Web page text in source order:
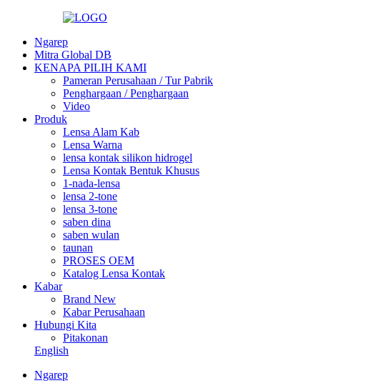
Ngarep
Mitra Global DB
KENAPA PILIH KAMI
Pameran Perusahaan / Tur Pabrik
Penghargaan / Penghargaan
Video
Produk
Lensa Alam Kab
Lensa Warna
lensa kontak silikon hidrogel
Lensa Kontak Bentuk Khusus
1-nada-lensa
lensa 2-tone
lensa 3-tone
saben dina
saben wulan
taunan
PROSES OEM
Katalog Lensa Kontak
Kabar
Brand New
Kabar Perusahaan
Hubungi Kita
Pitakonan
English
Ngarep